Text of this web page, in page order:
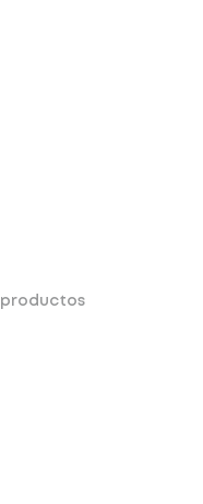
productos